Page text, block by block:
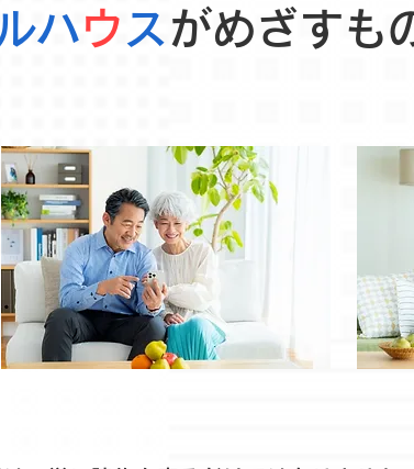
ハウ ス がめざすも